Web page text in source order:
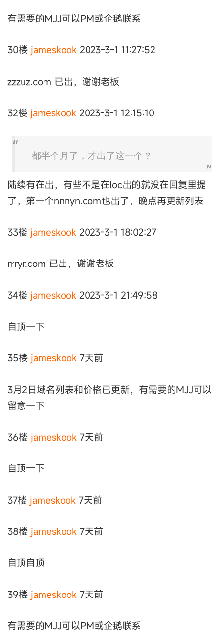
有需要的MJJ可以PM或企鹅联系
30楼 jameskook 2023-3-1 11:27:52
zzzuz.com 已出，谢谢老板
32楼 jameskook 2023-3-1 12:15:10
都半个月了，才出了这一个？
陆续有在出，有些不是在loc出的就没在回复里提
了，第一个nnnyn.com也出了，晚点再更新列表
33楼 jameskook 2023-3-1 18:02:27
rrryr.com 已出，谢谢老板
34楼 jameskook 2023-3-1 21:49:58
自顶一下
35楼 jameskook 7天前
3月2日域名列表和价格已更新，有需要的MJJ可以
留意一下
36楼 jameskook 7天前
自顶一下
37楼 jameskook 7天前
38楼 jameskook 7天前
自顶自顶
39楼 jameskook 7天前
有需要的MJJ可以PM或企鹅联系